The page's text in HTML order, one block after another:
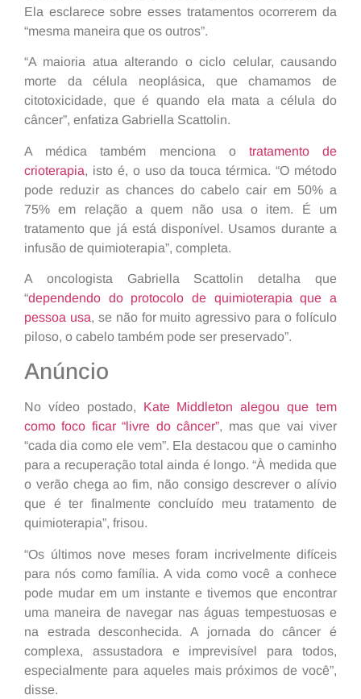
Ela esclarece sobre esses tratamentos ocorrerem da
“mesma maneira que os outros”.
“A maioria atua alterando o ciclo celular, causando
morte da célula neoplásica, que chamamos de
citotoxicidade, que é quando ela mata a célula do
câncer”, enfatiza Gabriella Scattolin.
A médica também menciona o tratamento de
crioterapia, isto é, o uso da touca térmica. “O método
pode reduzir as chances do cabelo cair em 50% a
75% em relação a quem não usa o item. É um
tratamento que já está disponível. Usamos durante a
infusão de quimioterapia”, completa.
A oncologista Gabriella Scattolin detalha que
“dependendo do protocolo de quimioterapia que a
pessoa usa, se não for muito agressivo para o folículo
piloso, o cabelo também pode ser preservado”.
Anúncio
No vídeo postado, Kate Middleton alegou que tem
como foco ficar “livre do câncer”, mas que vai viver
“cada dia como ele vem”. Ela destacou que o caminho
para a recuperação total ainda é longo. “À medida que
o verão chega ao fim, não consigo descrever o alívio
que é ter finalmente concluído meu tratamento de
quimioterapia”, frisou.
“Os últimos nove meses foram incrivelmente difíceis
para nós como família. A vida como você a conhece
pode mudar em um instante e tivemos que encontrar
uma maneira de navegar nas águas tempestuosas e
na estrada desconhecida. A jornada do câncer é
complexa, assustadora e imprevisível para todos,
especialmente para aqueles mais próximos de você”,
disse.